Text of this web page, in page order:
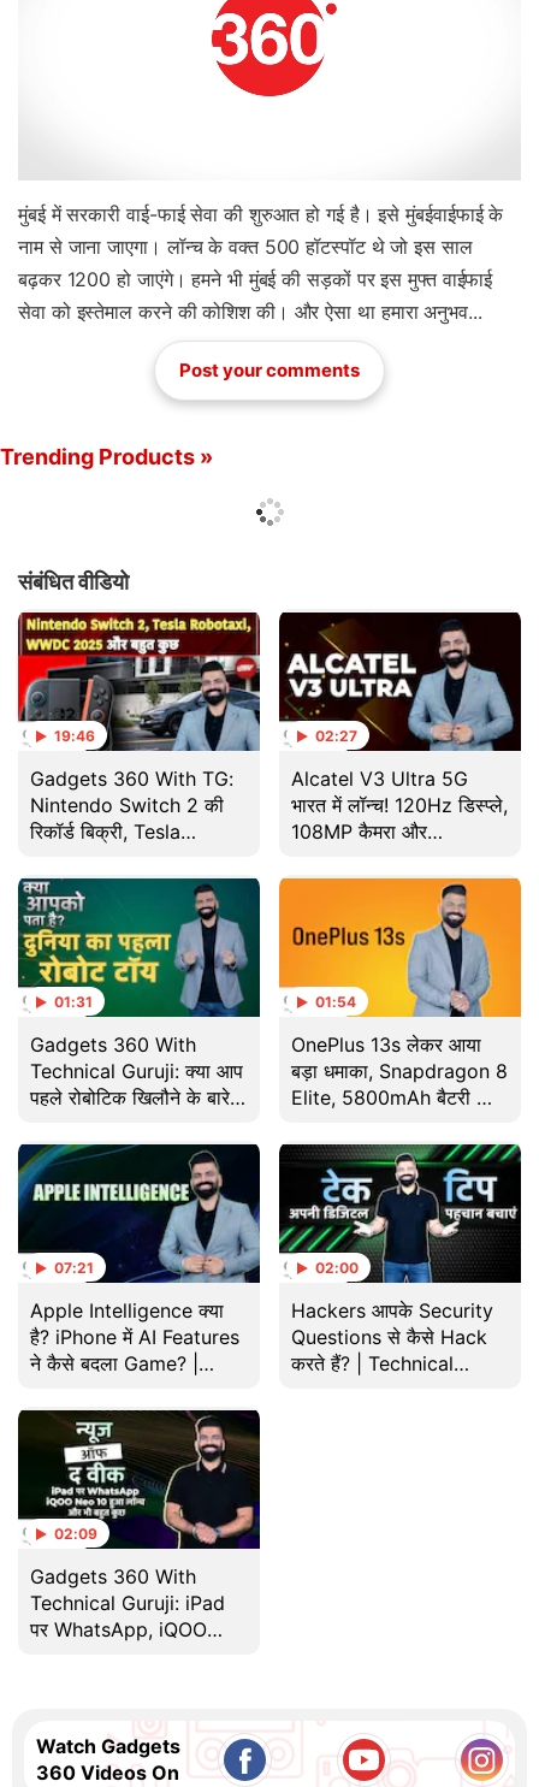
मुंबई में सरकारी वाई-फाई सेवा की शुरुआत हो गई है। इसे मुंबईवाईफाई के
नाम से जाना जाएगा। लॉन्च के वक्त 500 हॉटस्पॉट थे जो इस साल
बढ़कर 1200 हो जाएंगे। हमने भी मुंबई की सड़कों पर इस मुफ्त वाईफाई
सेवा को इस्तेमाल करने की कोशिश की। और ऐसा था हमारा अनुभव...
Post your comments
Trending Products »
संबंधित वीडियो
19:46
Gadgets 360 With TG:
Nintendo Switch 2 की
रिकॉर्ड बिक्री, Tesla
2025 के बड़े अपडेट
02:27
Alcatel V3 Ultra 5G
भारत में लॉन्च! 120Hz डिस्प्ले,
108MP कैमरा और
साथ | Tech
01:31
Gadgets 360 With
Technical Guruji: क्या आप
पहले रोबोटिक खिलौने के बारे में
01:54
OnePlus 13s लेकर आया
बड़ा धमाका, Snapdragon 8
Elite, 5800mAh बैटरी और
Gadgets
07:21
Apple Intelligence क्या
है? iPhone में AI Features
ने कैसे बदला Game? |
Tech
02:00
Hackers आपके Security
Questions से कैसे Hack
करते हैं? | Technical
02:09
Gadgets 360 With
Technical Guruji: iPad
पर WhatsApp, iQOO
Watch Gadgets
360 Videos On